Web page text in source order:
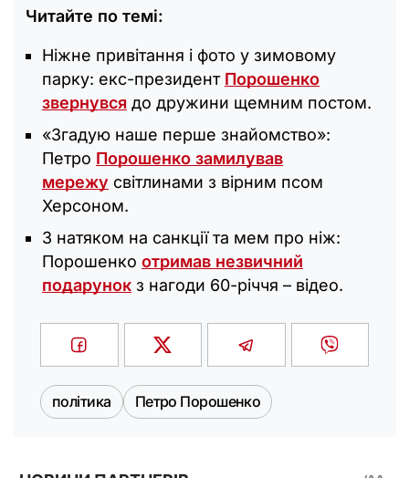
Читайте по темі:
Ніжне привітання і фото у зимовому
парку: екс-президент Порошенко
звернувся до дружини щемним постом.
«Згадую наше перше знайомство»:
Петро Порошенко замилував
мережу світлинами з вірним псом
Херсоном.
З натяком на санкції та мем про ніж:
Порошенко отримав незвичний
подарунок з нагоди 60-річчя – відео.
політика Петро Порошенко